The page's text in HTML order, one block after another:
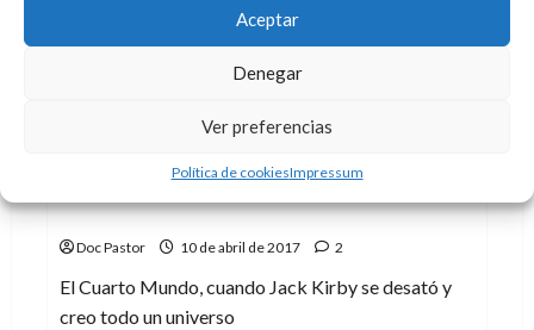
Aceptar
Denegar
Ver preferencias
Política de cookiesImpressum
puro
Doc Pastor 10 de abril de 2017 2
El Cuarto Mundo, cuando Jack Kirby se desató y
creo todo un universo